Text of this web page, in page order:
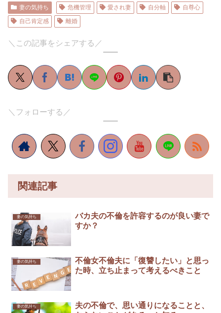
妻の気持ち 危機管理 愛され妻 自分軸
自尊心
自己肯定感
離婚
＼この記事をシェアする／
＼フォローする／
関連記事
妻の気持ち
バカ夫の不倫を許容するのが良い妻で
すか？
妻の気持ち
不倫女不倫夫に「復讐したい」と思っ
た時、立ち止まって考えるべきこと
妻の気持ち
夫の不倫で、思い通りになることと、